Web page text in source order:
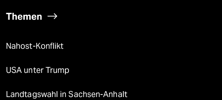
Themen
Nahost-Konflikt
USA unter Trump
Landtagswahl in Sachsen-Anhalt